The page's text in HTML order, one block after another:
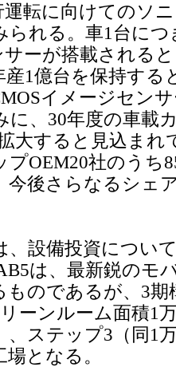
転に向けてのソ
られる。車1台につ
サーが搭載される
産1億台を保持する
イメージセン
に、30年度の車載
大すると見込まれ
OEM20社のうち
今後さらなるシェ
設備投資につい
は、最新鋭のモ
のであるが、3期
ーンルーム面積1
、ステップ3（同1
となる。